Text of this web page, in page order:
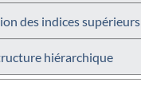
des indices supérieurs
hiérarchique